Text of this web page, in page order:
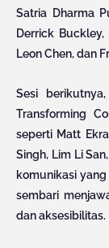
Satria Dharma
Derrick Buckley,
Leon Chen, dan
Sesi
Transforming
seperti Matt
Singh, Lim Li
komunikasi
sembari
dan aksesibilitas.